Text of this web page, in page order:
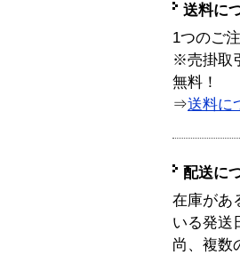
送料に
1つのご
※売掛取
無料！
⇒送料に
配送に
在庫があ
いる発送
尚、複数